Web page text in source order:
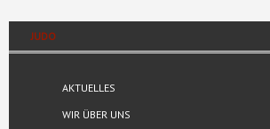
JUDO
AKTUELLES
WIR ÜBER UNS